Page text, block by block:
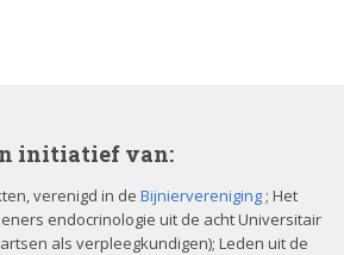
initiatief van:
verenigd in de Bijniervereniging ; Het
endocrinologie uit de acht Universitair
als verpleegkundigen); Leden uit de